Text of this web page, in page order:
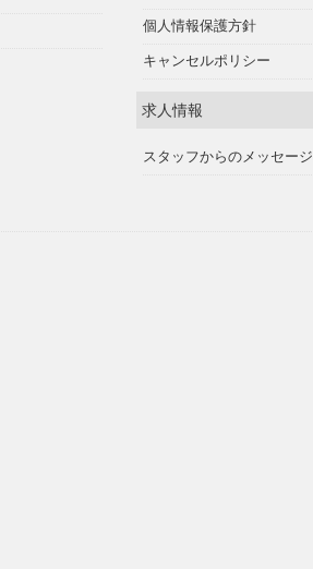
個人情報保護方針
キャンセルポリシー
求人情報
スタッフからのメッセージ